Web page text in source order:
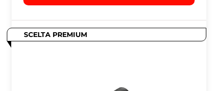
SCELTA PREMIUM